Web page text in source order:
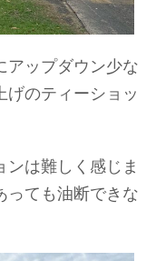
アップダウン少な
げのティーショッ
ンは難しく感じま
っても油断できな